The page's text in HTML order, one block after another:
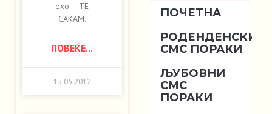
ехо – ТЕ
САКАМ.
ПОВЕЌЕ...
15.05.2012
ПОЧЕТНА
РОДЕНДЕНСКИ
СМС ПОРАКИ
ЉУБОВНИ
СМС
ПОРАКИ